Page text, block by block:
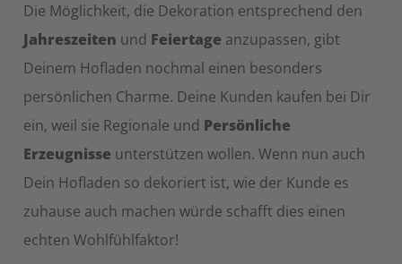
Die Möglichkeit, die Dekoration entsprechend den
Jahreszeiten und Feiertage anzupassen, gibt
Deinem Hofladen nochmal einen besonders
persönlichen Charme. Deine Kunden kaufen bei Dir
ein, weil sie Regionale und Persönliche
Erzeugnisse unterstützen wollen. Wenn nun auch
Dein Hofladen so dekoriert ist, wie der Kunde es
zuhause auch machen würde schafft dies einen
echten Wohlfühlfaktor!